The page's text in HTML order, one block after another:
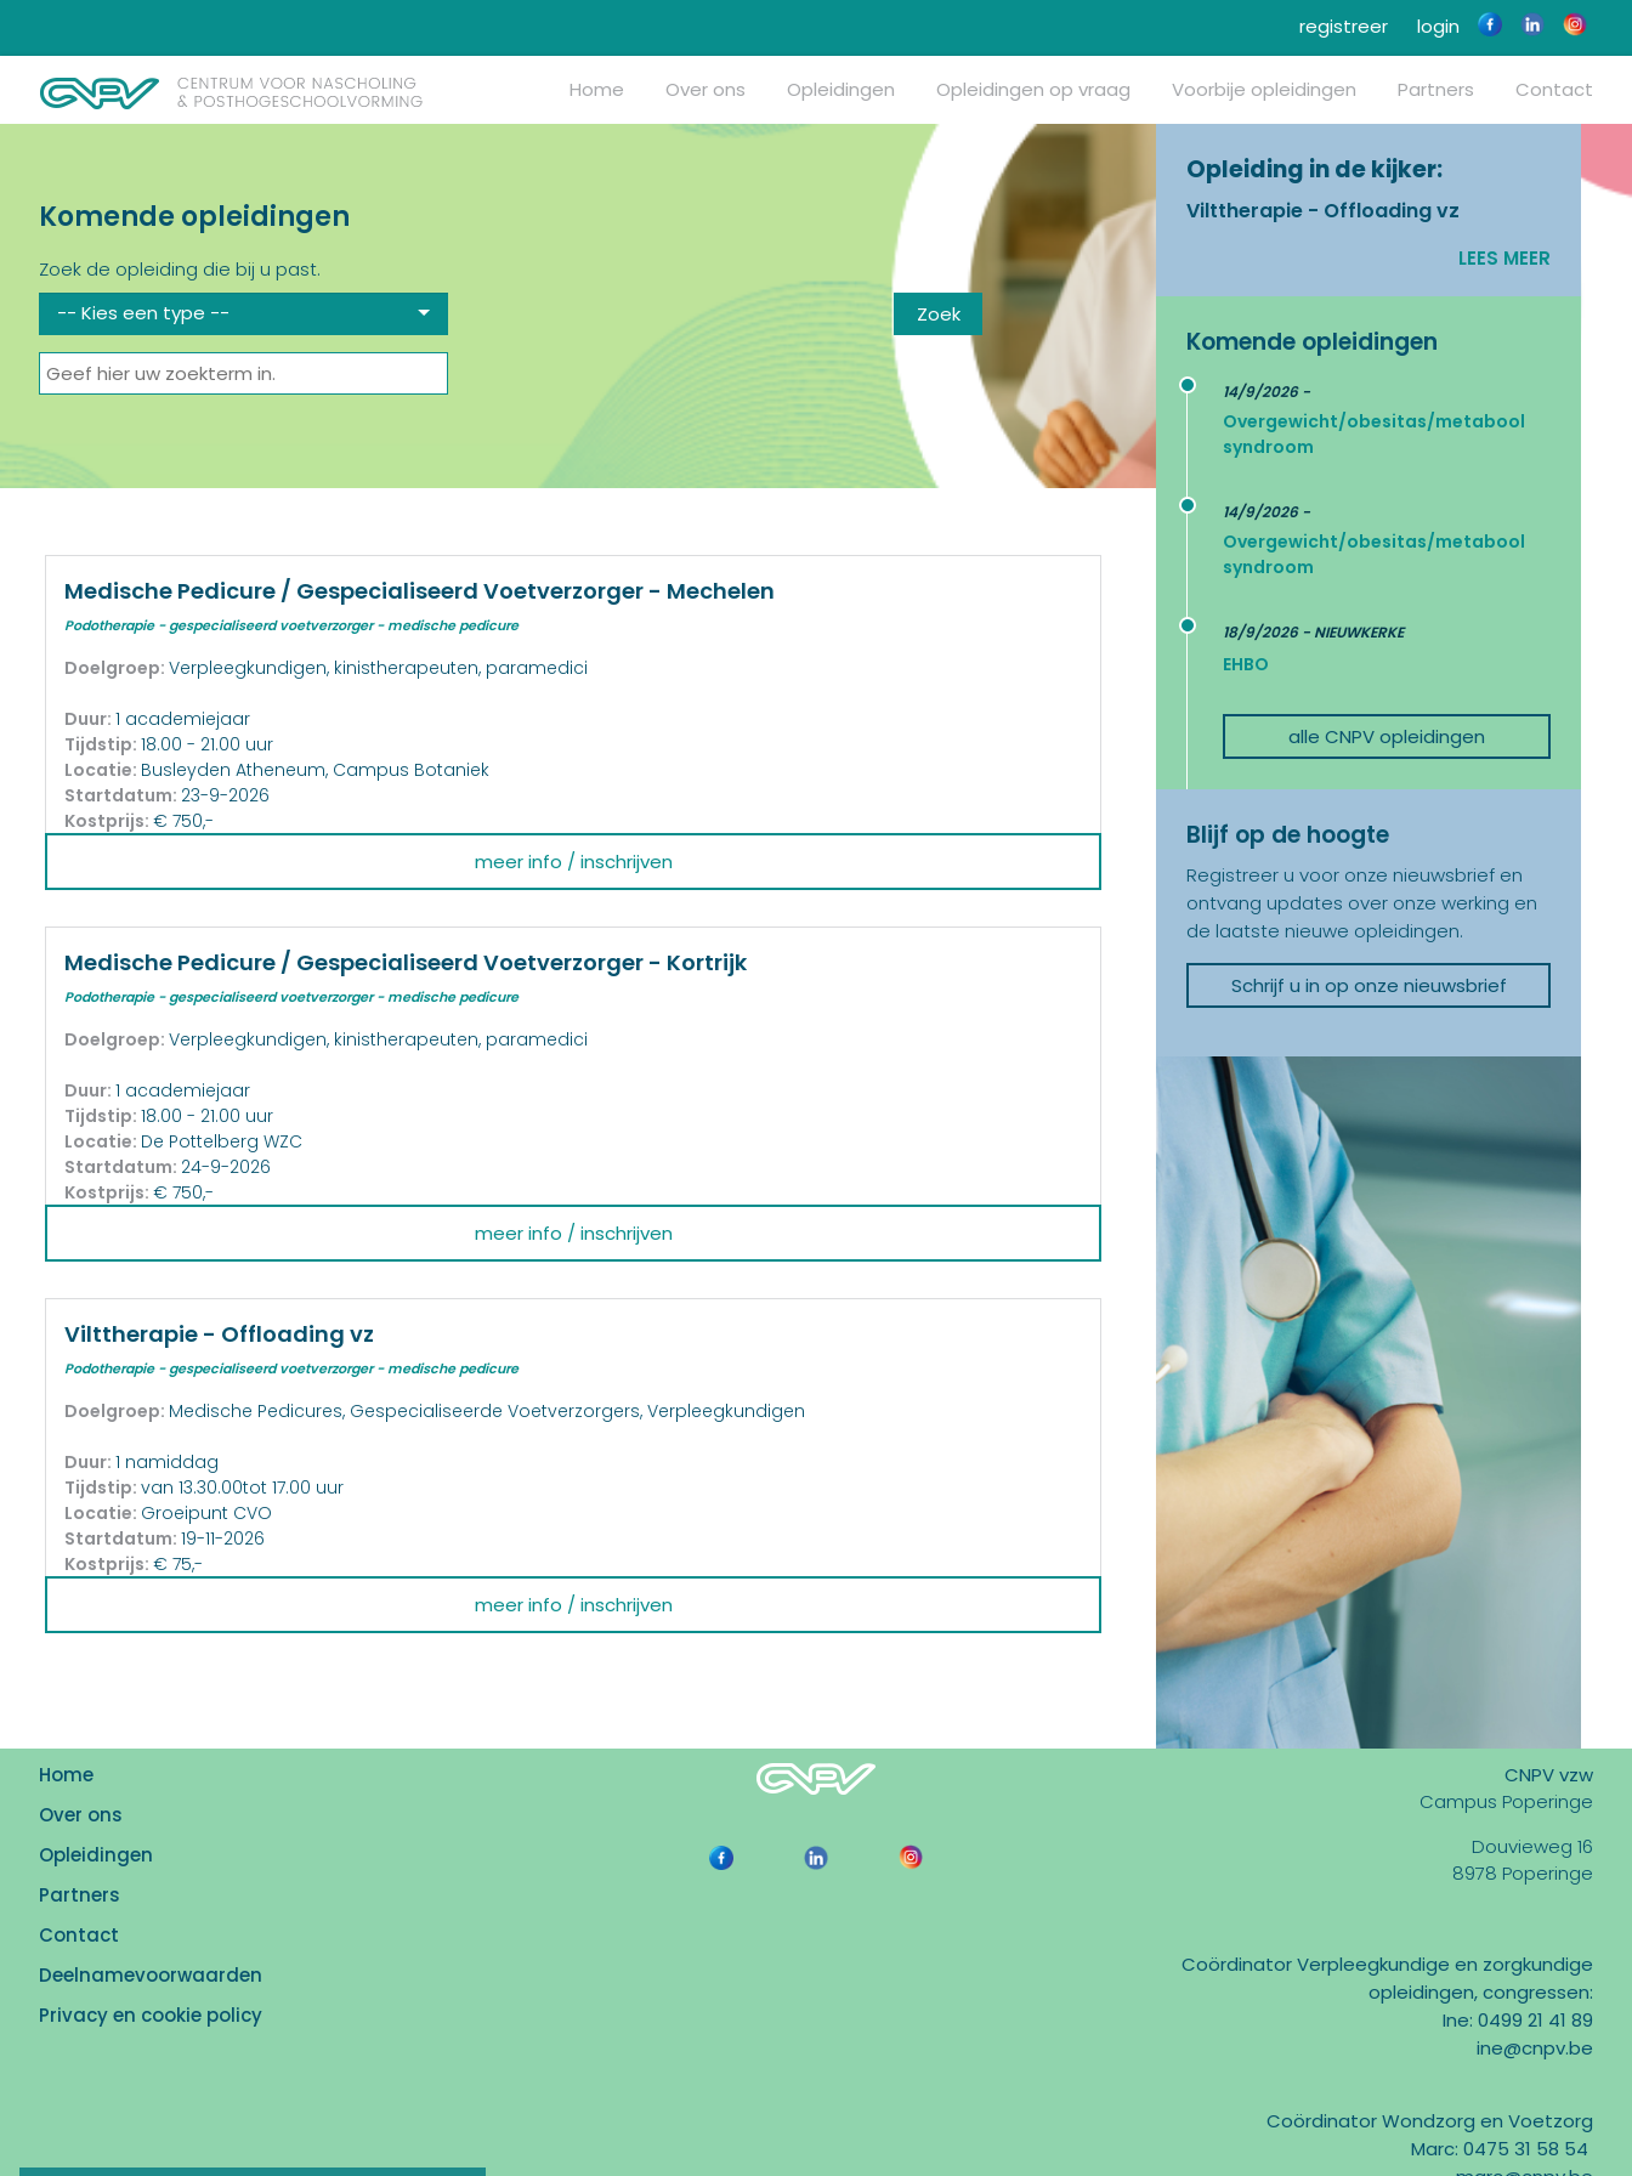
login
registreer
Home Over ons Opleidingen Opleidingen op vraag Voorbije opleidingen Partners Contact
Komende opleidingen
Zoek de opleiding die bij u past.
-- Kies een type --
Opleiding in de kijker:
Vilttherapie - Offloading vz
LEES MEER
Komende opleidingen
14/9/2026 -
Overgewicht/obesitas/metabool
syndroom
14/9/2026 -
Overgewicht/obesitas/metabool
syndroom
18/9/2026 - NIEUWKERKE
EHBO
alle CNPV opleidingen
Blijf op de hoogte
Registreer u voor onze nieuwsbrief en
ontvang updates over onze werking en
de laatste nieuwe opleidingen.
Schrijf u in op onze nieuwsbrief
Medische Pedicure / Gespecialiseerd Voetverzorger - Mechelen
Podotherapie - gespecialiseerd voetverzorger - medische pedicure
Doelgroep: Verpleegkundigen, kinistherapeuten, paramedici
Duur: 1 academiejaar
Tijdstip: 18.00 - 21.00 uur
Locatie: Busleyden Atheneum, Campus Botaniek
Startdatum: 23-9-2026
Kostprijs: € 750,-
meer info / inschrijven
Medische Pedicure / Gespecialiseerd Voetverzorger - Kortrijk
Podotherapie - gespecialiseerd voetverzorger - medische pedicure
Doelgroep: Verpleegkundigen, kinistherapeuten, paramedici
Duur: 1 academiejaar
Tijdstip: 18.00 - 21.00 uur
Locatie: De Pottelberg WZC
Startdatum: 24-9-2026
Kostprijs: € 750,-
meer info / inschrijven
Vilttherapie - Offloading vz
Podotherapie - gespecialiseerd voetverzorger - medische pedicure
Doelgroep: Medische Pedicures, Gespecialiseerde Voetverzorgers, Verpleegkundigen
Duur: 1 namiddag
Tijdstip: van 13.30.00tot 17.00 uur
Locatie: Groeipunt CVO
Startdatum: 19-11-2026
Kostprijs: € 75,-
meer info / inschrijven
Home
Over ons
Opleidingen
Partners
Contact
Deelnamevoorwaarden
Privacy en cookie policy
CNPV vzw
Campus Poperinge
Douvieweg 16
8978 Poperinge
Coördinator Verpleegkundige en zorgkundige
opleidingen, congressen:
Ine: 0499 21 41 89
ine@cnpv.be
Coördinator Wondzorg en Voetzorg
Marc: 0475 31 58 54